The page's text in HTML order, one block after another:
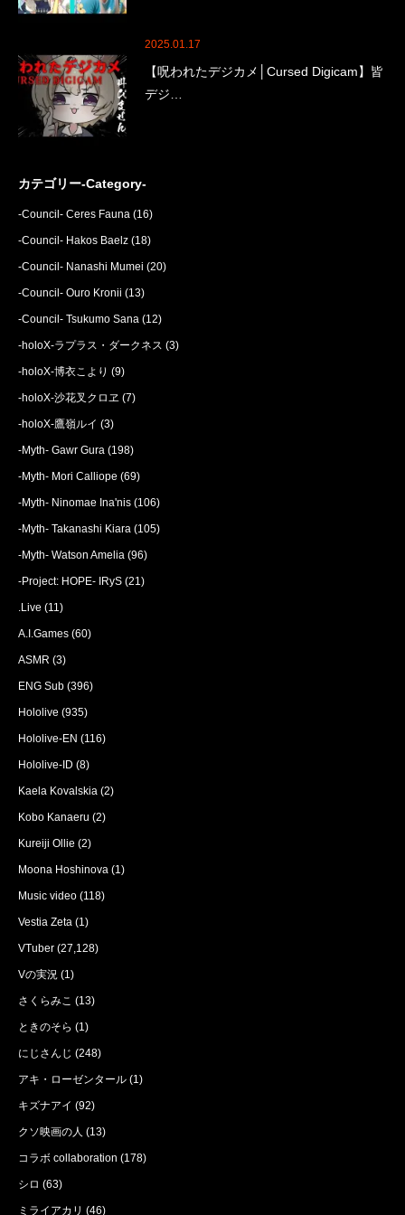
2025.01.17
【呪われたデジカメ│Cursed Digicam】皆
デジ…
カテゴリー-Category-
-Council- Ceres Fauna (16)
-Council- Hakos Baelz (18)
-Council- Nanashi Mumei (20)
-Council- Ouro Kronii (13)
-Council- Tsukumo Sana (12)
-holoX-ラプラス・ダークネス (3)
-holoX-博衣こより (9)
-holoX-沙花叉クロヱ (7)
-holoX-鷹嶺ルイ (3)
-Myth- Gawr Gura (198)
-Myth- Mori Calliope (69)
-Myth- Ninomae Ina'nis (106)
-Myth- Takanashi Kiara (105)
-Myth- Watson Amelia (96)
-Project: HOPE- IRyS (21)
.Live (11)
A.I.Games (60)
ASMR (3)
ENG Sub (396)
Hololive (935)
Hololive-EN (116)
Hololive-ID (8)
Kaela Kovalskia (2)
Kobo Kanaeru (2)
Kureiji Ollie (2)
Moona Hoshinova (1)
Music video (118)
Vestia Zeta (1)
VTuber (27,128)
Vの実況 (1)
さくらみこ (13)
ときのそら (1)
にじさんじ (248)
アキ・ローゼンタール (1)
キズナアイ (92)
クソ映画の人 (13)
コラボ collaboration (178)
シロ (63)
ミライアカリ (46)